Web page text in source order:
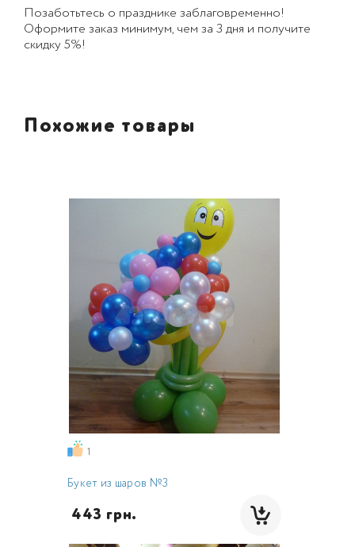
Позаботьтесь о празднике заблаговременно!
Оформите заказ минимум, чем за 3 дня и получите
скидку 5%!
Похожие товары
1
Букет из шаров №3
443 грн.